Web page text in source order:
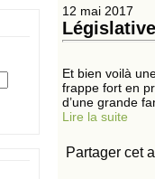
12 mai 2017
Et bien voilà
frappe fort en
d’une grande
Lire la suite
Partager cet